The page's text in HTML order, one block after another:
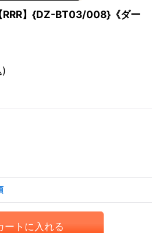
RRR】{DZ-BT03/008}《ダー
)
ートに入れる